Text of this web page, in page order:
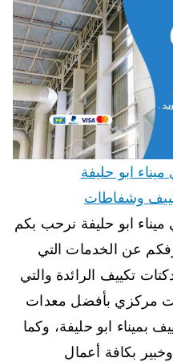
ابو حليفة
ابو حليفة نرحب بكم
عن الخدمات التي
تكييف الرائدة والتي
مركزي بأفضل معدات
بميناء ابو حليفة، وكما
بكافة أعمال